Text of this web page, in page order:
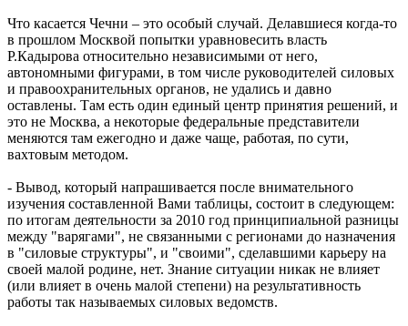
Что касается Чечни – это особый случай. Делавшиеся когда-то
в прошлом Москвой попытки уравновесить власть
Р.Кадырова относительно независимыми от него,
автономными фигурами, в том числе руководителей силовых
и правоохранительных органов, не удались и давно
оставлены. Там есть один единый центр принятия решений, и
это не Москва, а некоторые федеральные представители
меняются там ежегодно и даже чаще, работая, по сути,
вахтовым методом.
- Вывод, который напрашивается после внимательного
изучения составленной Вами таблицы, состоит в следующем:
по итогам деятельности за 2010 год принципиальной разницы
между "варягами", не связанными с регионами до назначения
в "силовые структуры", и "своими", сделавшими карьеру на
своей малой родине, нет. Знание ситуации никак не влияет
(или влияет в очень малой степени) на результативность
работы так называемых силовых ведомств.